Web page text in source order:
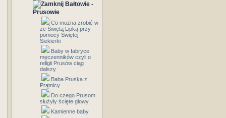
Bałtowie -
Prusowie
Co można zrobić w
ze Świętą Lipką przy
pomocy Świętej
Siekierki
Baby w fabryce
męczenników czyli o
religii Prusów ciąg
dalszy
Baba Pruska z
Prątnicy
Do czego Prusom
służyły ścięte głowy
Kamienne baby